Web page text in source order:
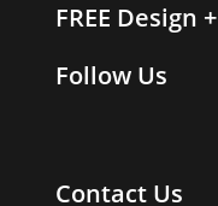
FREE Design
Follow Us
Contact Us